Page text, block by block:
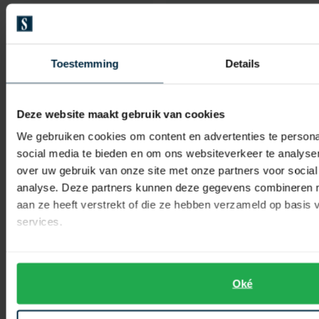
Toestemming Details
Deze website maakt gebruik van cookies
We gebruiken cookies om content en advertenties te
social media te bieden en om ons websiteverkeer te
over uw gebruik van onze site met onze partners voor
analyse. Deze partners kunnen deze gegevens combineren
aan ze heeft verstrekt of die ze hebben verzameld op basis
services.
Oké
Portofino
instapper beige nopen
€ 169,95
€ 84,98 -
Toevoegen aan favorieten